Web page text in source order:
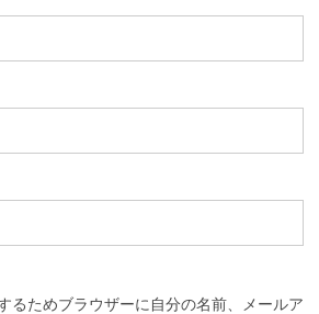
るためブラウザーに自分の名前、メールア